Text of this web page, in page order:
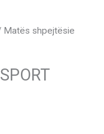
Matës shpejtësie